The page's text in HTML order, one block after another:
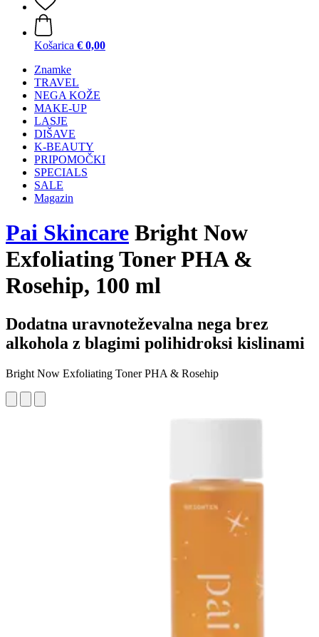
Košarica € 0,00
Znamke
TRAVEL
NEGA KOŽE
MAKE-UP
LASJE
DIŠAVE
K-BEAUTY
PRIPOMOČKI
SPECIALS
SALE
Magazin
Pai Skincare Bright Now
Exfoliating Toner PHA &
Rosehip, 100 ml
Dodatna uravnoteževalna nega brez
alkohola z blagimi polihidroksi kislinami
Bright Now Exfoliating Toner PHA & Rosehip